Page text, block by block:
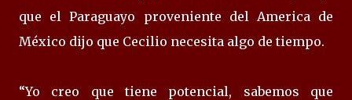
que el Paraguayo proveniente del America de
México dijo que Cecilio necesita algo de tiempo.
“Yo creo que tiene potencial, sabemos que